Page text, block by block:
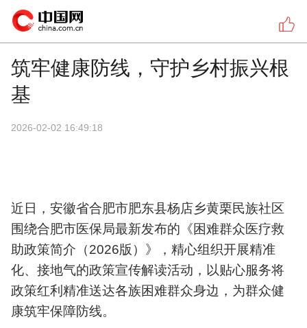
筑牢健康防线，守护乡村振兴根
基
2026-02-02 16:49:18
近日，安徽省合肥市肥东县杨店乡黄栗民族社区
围绕合肥市医保局最新发布的《困难群众医疗救
助政策简介（2026版）》，精心组织开展精准
化、接地气的政策宣传解读活动，以贴心服务将
政策红利精准送达各族困难群众身边，为群众健
康筑牢保障防线。